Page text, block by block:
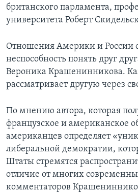
Learning English
Языки
британского парламента,
университета Роберт
Отношения Америки и России
неспособность понять друг
Вероника Крашенинникова.
рассматривает другую через
По мнению автора, которая
французское и американское
американцев определяет
либеральной демократии,
Штаты стремятся
отличие от многих
комментаторов